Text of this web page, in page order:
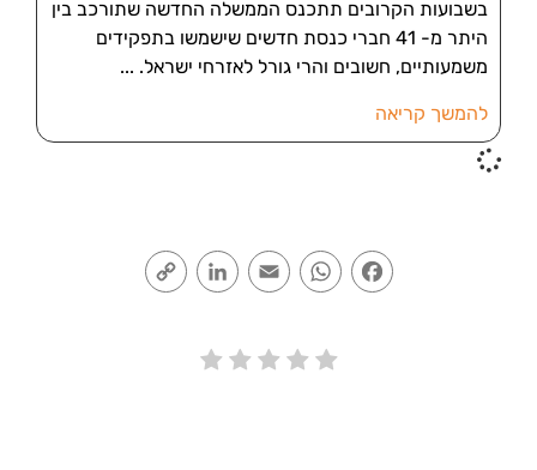
בשבועות הקרובים תתכנס הממשלה החדשה שתורכב בין
היתר מ- 41 חברי כנסת חדשים שישמשו בתפקידים
משמעותיים, חשובים והרי גורל לאזרחי ישראל.
להמשך קריאה
Facebook
WhatsApp
Email
LinkedIn